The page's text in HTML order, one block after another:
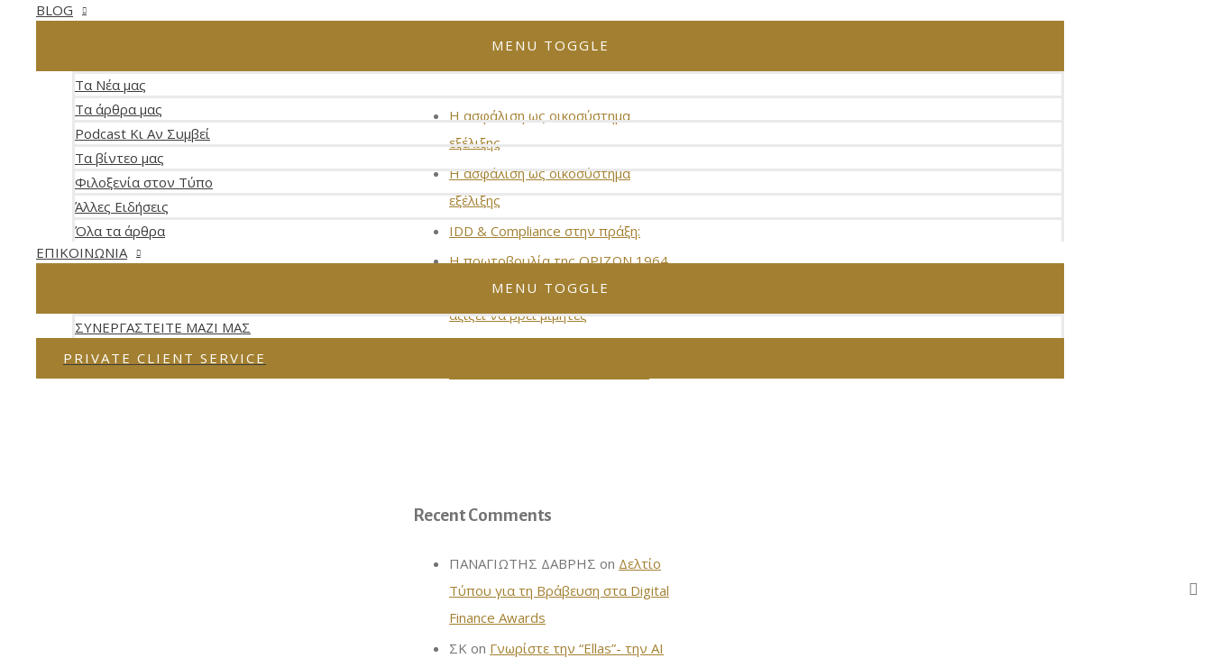
BLOG
MENU TOGGLE
Τα Νέα μας
Τα άρθρα μας
Podcast Κι Αν Συμβεί
Τα βίντεο μας
Φιλοξενία στον Τύπο
Άλλες Ειδήσεις
Όλα τα άρθρα
ΕΠΙΚΟΙΝΩΝΙΑ
MENU TOGGLE
ΣΥΝΕΡΓΑΣΤΕΙΤΕ ΜΑΖΙ ΜΑΣ
PRIVATE CLIENT SERVICE
Recent Posts
Η ασφάλιση ως οικοσύστημα
εξέλιξης
Η ασφάλιση ως οικοσύστημα
εξέλιξης
IDD & Compliance στην πράξη:
Η πρωτοβουλία της ΟΡΙΖΩΝ 1964
και της Στέλλας Ζουλινάκη που
αξίζει να βρει μιμητές
Recent Comments
ΠΑΝΑΓΙΩΤΗΣ ΔΑΒΡΗΣ on Δελτίο
Τύπου για τη Βράβευση στα Digital
Finance Awards
ΣΚ on Γνωρίστε την “Ellas”- την AI